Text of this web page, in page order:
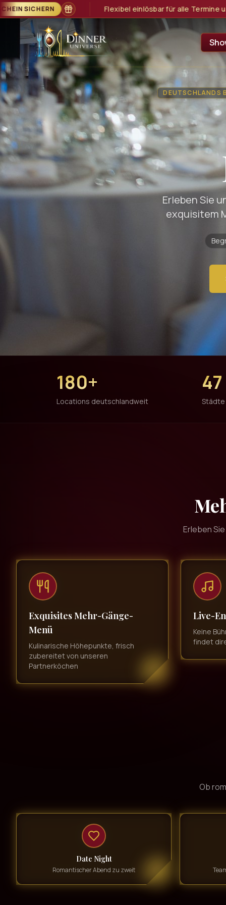
für alle Termine und Show-Formate GUTSCHEIN
DEUTSCHLANDS
Erleben Sie
exquisitem
180+
Locations deutschlandweit
47
Erleben
Exquisites Mehr-Gänge-
Menü
Kulinarische Höhepunkte, frisch
zubereitet von unseren
Partnerköchen
Live-
Keine
findet
Ob
Date Night
Romantischer Abend zu zweit